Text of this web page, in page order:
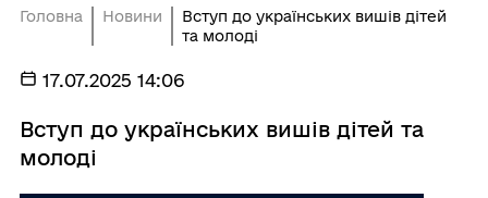
Головна Новини
Вступ до українських вишів дітей
та молоді
17.07.2025 14:06
Вступ до українських вишів дітей та
молоді